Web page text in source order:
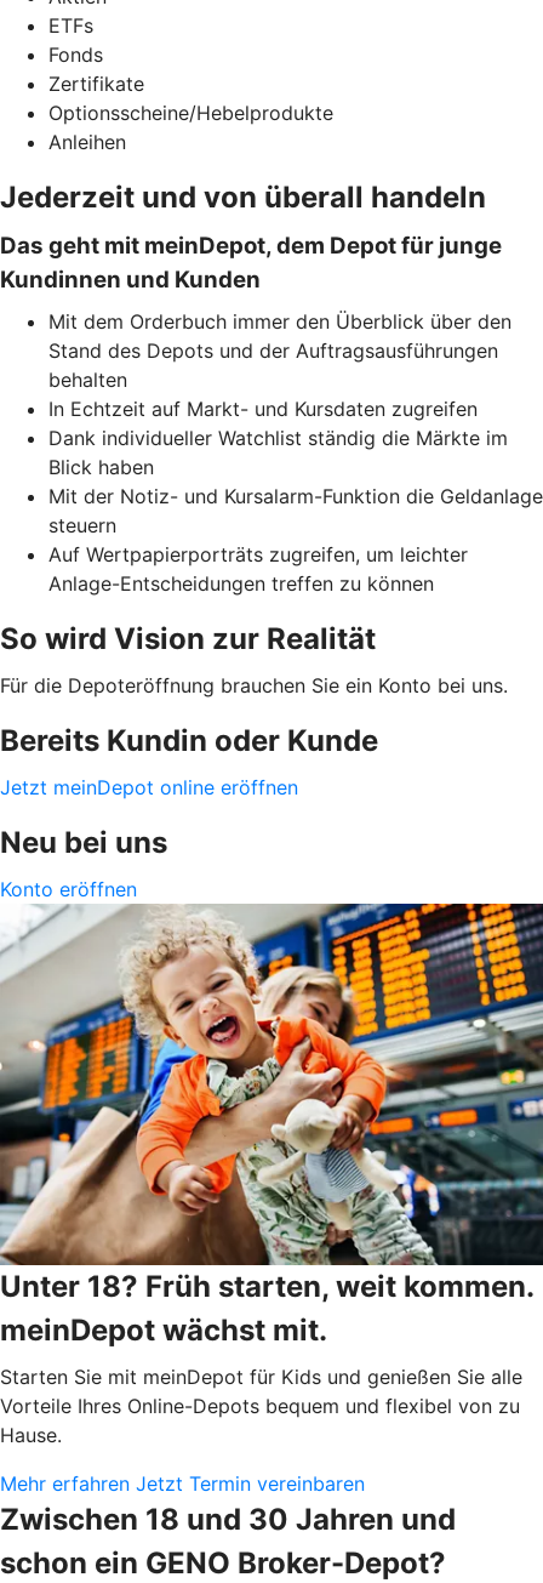
ETFs
Fonds
Zertifikate
Optionsscheine/Hebelprodukte
Anleihen
Jederzeit und von überall handeln
Das geht mit meinDepot, dem Depot für junge
Kundinnen und Kunden
Mit dem Orderbuch immer den Überblick über den
Stand des Depots und der Auftragsausführungen
behalten
In Echtzeit auf Markt- und Kursdaten zugreifen
Dank individueller Watchlist ständig die Märkte im
Blick haben
Mit der Notiz- und Kursalarm-Funktion die Geldanlage
steuern
Auf Wertpapierporträts zugreifen, um leichter
Anlage-Entscheidungen treffen zu können
So wird Vision zur Realität
Für die Depoteröffnung brauchen Sie ein Konto bei uns.
Bereits Kundin oder Kunde
Jetzt meinDepot online eröffnen
Neu bei uns
Konto eröffnen
Unter 18? Früh starten, weit kommen.
meinDepot wächst mit.
Starten Sie mit meinDepot für Kids und genießen Sie alle
Vorteile Ihres Online-Depots bequem und flexibel von zu
Hause.
Mehr erfahren Jetzt Termin vereinbaren
Zwischen 18 und 30 Jahren und
schon ein GENO Broker-Depot?